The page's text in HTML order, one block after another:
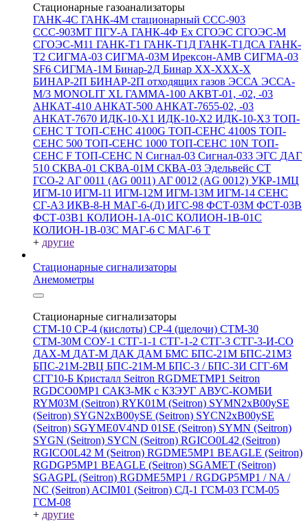
Стационарные газоанализаторы
ГАНК-4С ГАНК-4М стационарный ССС-903
ССС-903МТ ПГУ-А ГАНК-4Ф Ex СГОЭС СГОЭС-М
СГОЭС-М11 ГАНК-Т1 ГАНК-Т1Д ГАНК-Т1ДСА ГАНК-
Т2 СИГМА-03 СИГМА-03М Ирексон-АМВ СИГМА-03
SF6 СИГМА-1М Бинар-2Д Бинар ХХ-ХХХ-Х
БИНАР-2П БИНАР-2П отходящих газов ЭССА ЭССА-
М/3 MONOLIT XL ГАММА-100 АКВТ-01, -02, -03
АНКАТ-410 АНКАТ-500 АНКАТ-7655-02, -03
АНКАТ-7670 ИДК-10-Х1 ИДК-10-Х2 ИДК-10-Х3 ТОП-
СЕНС Т ТОП-СЕНС 4100G ТОП-СЕНС 4100S ТОП-
СЕНС 500 ТОП-СЕНС 1000 ТОП-СЕНС 10N ТОП-
СЕНС F ТОП-СЕНС N Сигнал-03 Сигнал-033 ЭГС ДАГ
510 СКВА-01 СКВА-01М СКВА-03 Эдельвейс СТ
ГСО-2 АГ 0011 (AG 0011) АГ 0012 (AG 0012) УКР-1МЦ
ИГМ-10 ИГМ-11 ИГМ-12М ИГМ-13М ИГМ-14 СЕНС
СГ-А3 ИКВ-8-Н МАГ-6-(Д) ИГС-98 ФСТ-03М ФСТ-03В
ФСТ-03В1 КОЛИОН-1А-01С КОЛИОН-1В-01С
КОЛИОН-1В-03С МАГ-6 С МАГ-6 Т
+ другие
Стационарные сигнализаторы
Анемометры
Стационарные сигнализаторы
СТМ-10 СР-4 (кислоты) СР-4 (щелочи) СТМ-30
СТМ-30М СОУ-1 СТГ-1-1 СТГ-1-2 СТГ-3 СТГ-3-И-CO
ДАХ-М ДАТ-М ДАК ДАМ БМС БПС-21М БПС-21М3
БПС-21М-2ВЦ БПС-21М-М БПС-3 / БПС-3И СГГ-6М
СГГ10-Б Кристалл Seitron RGDMETMP1 Seitron
RGDCO0MP1 САКЗ-МК с КЗЭУГ АВУС-КОМБИ
RYM03M (Seitron) RYK01M (Seitron) SYMN2хB00ySE
(Seitron) SYGN2xB00ySE (Seitron) SYCN2xB00ySE
(Seitron) SGYME0V4ND 01SE (Seitron) SYMN (Seitron)
SYGN (Seitron) SYCN (Seitron) RGICO0L42 (Seitron)
RGICO0L42 M (Seitron) RGDME5MP1 BEAGLE (Seitron)
RGDGP5MP1 BEAGLE (Seitron) SGAMET (Seitron)
SGAGPL (Seitron) RGDME5MP1 / RGDGP5MP1 / NA /
NC (Seitron) ACIM01 (Seitron) СД-1 ГСМ-03 ГСМ-05
ГСМ-08
+ другие